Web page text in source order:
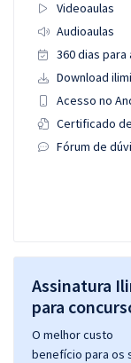
Videoaulas
Audioaulas
360 dias para
Download
Acesso no
Certificado
Fórum de
Assinatura
para
O melhor custo
benefício para os